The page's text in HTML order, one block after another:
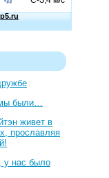
были…
живет в
прославляя
у нас было